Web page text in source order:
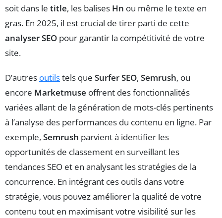
soit dans le title, les balises Hn ou même le texte en
gras. En 2025, il est crucial de tirer parti de cette
analyser SEO pour garantir la compétitivité de votre
site.
D’autres outilstels que Surfer SEO, Semrush, ou
encore Marketmuse offrent des fonctionnalités
variées allant de la génération de mots-clés pertinents
à l’analyse des performances du contenu en ligne. Par
exemple, Semrush parvient à identifier les
opportunités de classement en surveillant les
tendances SEO et en analysant les stratégies de la
concurrence. En intégrant ces outils dans votre
stratégie, vous pouvez améliorer la qualité de votre
contenu tout en maximisant votre visibilité sur les